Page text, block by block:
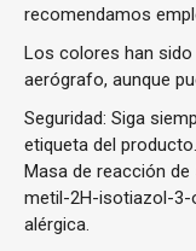
recomendamos
Los colores han
aerógrafo, aunque
Seguridad: Siga
etiqueta del
Masa de reacción
metil-2H-isotiazol-3-
alérgica.